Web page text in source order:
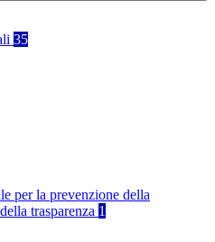
35
per la prevenzione della
trasparenza 1